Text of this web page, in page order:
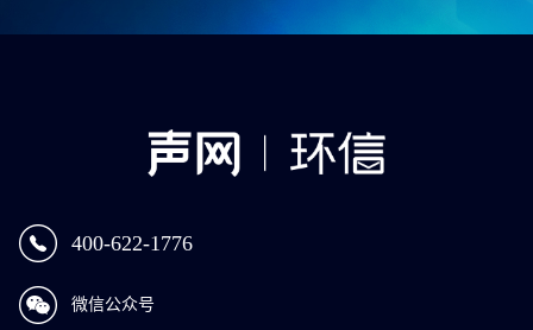
400-622-1776
微信公众号